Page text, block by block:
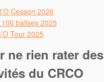
Cesson 2026
balises 2025
Tour 2025
ne rien rater des
du CRCO